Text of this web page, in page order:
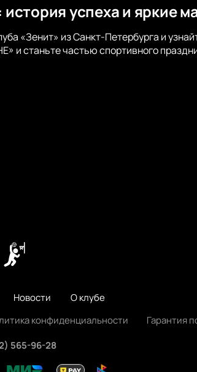
успеха и яркие
«Зенит» из Санкт-Петербурга и
и станьте частью спортивного
Новости
О клубе
конфиденциальности Гарантия
565-96-28